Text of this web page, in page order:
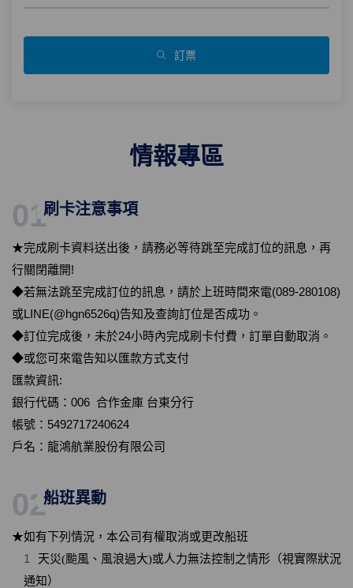
訂票
情報專區
01刷卡注意事項
★完成刷卡資料送出後，請務必等待跳至完成訂位的訊息，再
行關閉離開!
◆若無法跳至完成訂位的訊息，請於上班時間來電(089-280108)
或LINE(@hgn6526q)告知及查詢訂位是否成功。
◆訂位完成後，未於24小時內完成刷卡付費，訂單自動取消。
◆或您可來電告知以匯款方式支付
匯款資訊:
銀行代碼：006 合作金庫 台東分行
帳號：5492717240624
戶名：龍鴻航業股份有限公司
02船班異動
★如有下列情況，本公司有權取消或更改船班
天災(颱風、風浪過大)或人力無法控制之情形（視實際狀況
通知）